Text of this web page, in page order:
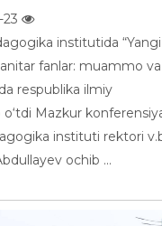
institutida “Yangi
fanlar: muammo va
respublika ilmiy
o‘tdi Mazkur
instituti rektori
ochib ...